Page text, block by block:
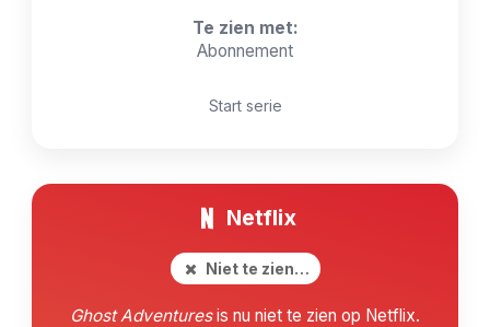
Te zien met:
Abonnement
Start serie
Netflix
Niet te zien…
Ghost Adventuresis nu niet te zien op Netflix.